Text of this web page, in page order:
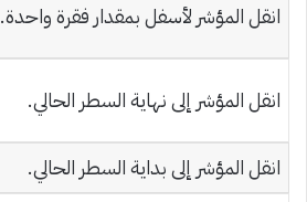
انقل المؤشر لأسفل بمقدار فقرة واحدة.
انقل المؤشر إلى نهاية السطر الحالي.
انقل المؤشر إلى بداية السطر الحالي.